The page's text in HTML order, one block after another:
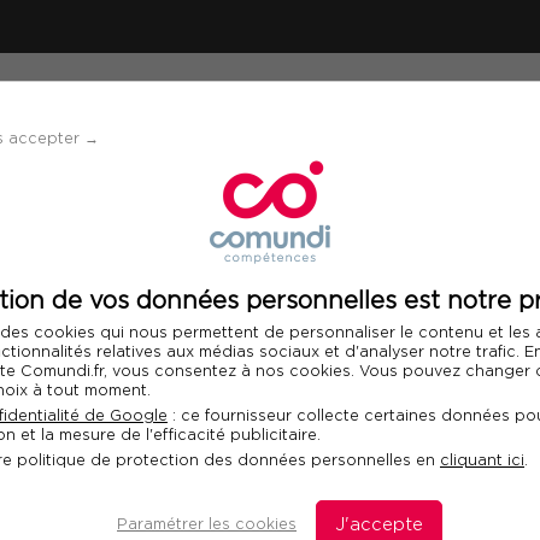
accepter →
de vos données personnelles est notre
cookies qui nous permettent de personnaliser le contenu et les
relatives aux médias sociaux et d'analyser notre trafic.
Comundi.fr, vous consentez à nos cookies. Vous pouvez changer
à tout moment.
de Google : ce fournisseur collecte certaines données
et la mesure de l'efficacité publicitaire.
politique de protection des données personnelles en cliquant ici.
Paramétrer les cookies J'accepte
sans être archiviste
Télécharger le programme
archives sans être